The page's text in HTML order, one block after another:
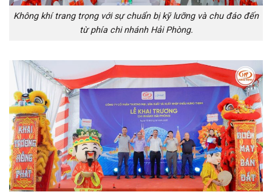
Không khí trang trọng với sự chuẩn bị kỹ lưỡng và chu đáo đến
từ phía chi nhánh Hải Phòng.